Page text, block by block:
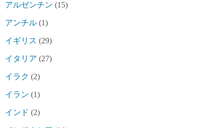
アルゼンチン (15)
アンチル (1)
イギリス (29)
イタリア (27)
イラク (2)
イラン (1)
インド (2)